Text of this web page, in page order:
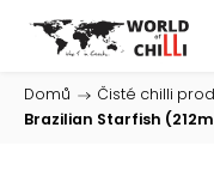
Domů / Čisté chilli
Brazilian Starfish